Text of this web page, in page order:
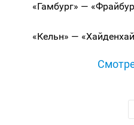
«Гамбург» —
«Кельн» —